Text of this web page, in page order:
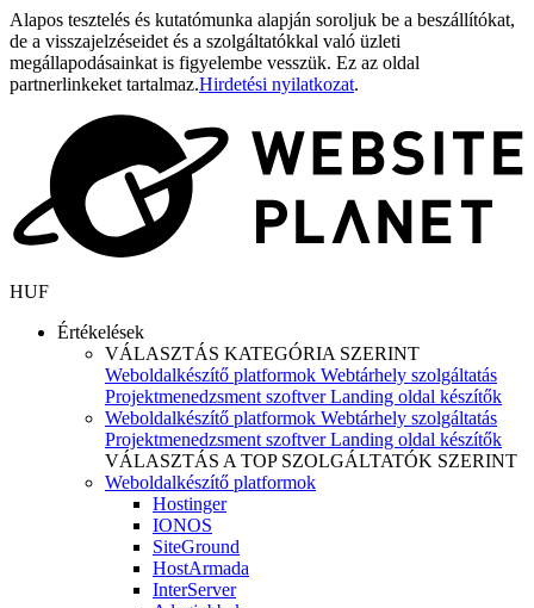
Alapos tesztelés és kutatómunka alapján soroljuk be a beszállítókat,
de a visszajelzéseidet és a szolgáltatókkal való üzleti
megállapodásainkat is figyelembe vesszük. Ez az oldal
partnerlinkeket tartalmaz.Hirdetési nyilatkozat.
HUF
Értékelések
VÁLASZTÁS KATEGÓRIA SZERINT
Weboldalkészítő platformok Webtárhely szolgáltatás
Projektmenedzsment szoftverLanding oldal készítők
Weboldalkészítő platformok Webtárhely szolgáltatás
Projektmenedzsment szoftverLanding oldal készítők
VÁLASZTÁS A TOP SZOLGÁLTATÓK SZERINT
Weboldalkészítő platformok
Hostinger
IONOS
SiteGround
HostArmada
InterServer